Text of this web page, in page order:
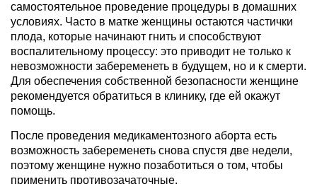
самостоятельное проведение процедуры в домашних
условиях. Часто в матке женщины остаются частички
плода, которые начинают гнить и способствуют
воспалительному процессу: это приводит не только к
невозможности забеременеть в будущем, но и к смерти.
Для обеспечения собственной безопасности женщине
рекомендуется обратиться в клинику, где ей окажут
помощь.
После проведения медикаментозного аборта есть
возможность забеременеть снова спустя две недели,
поэтому женщине нужно позаботиться о том, чтобы
применить противозачаточные.